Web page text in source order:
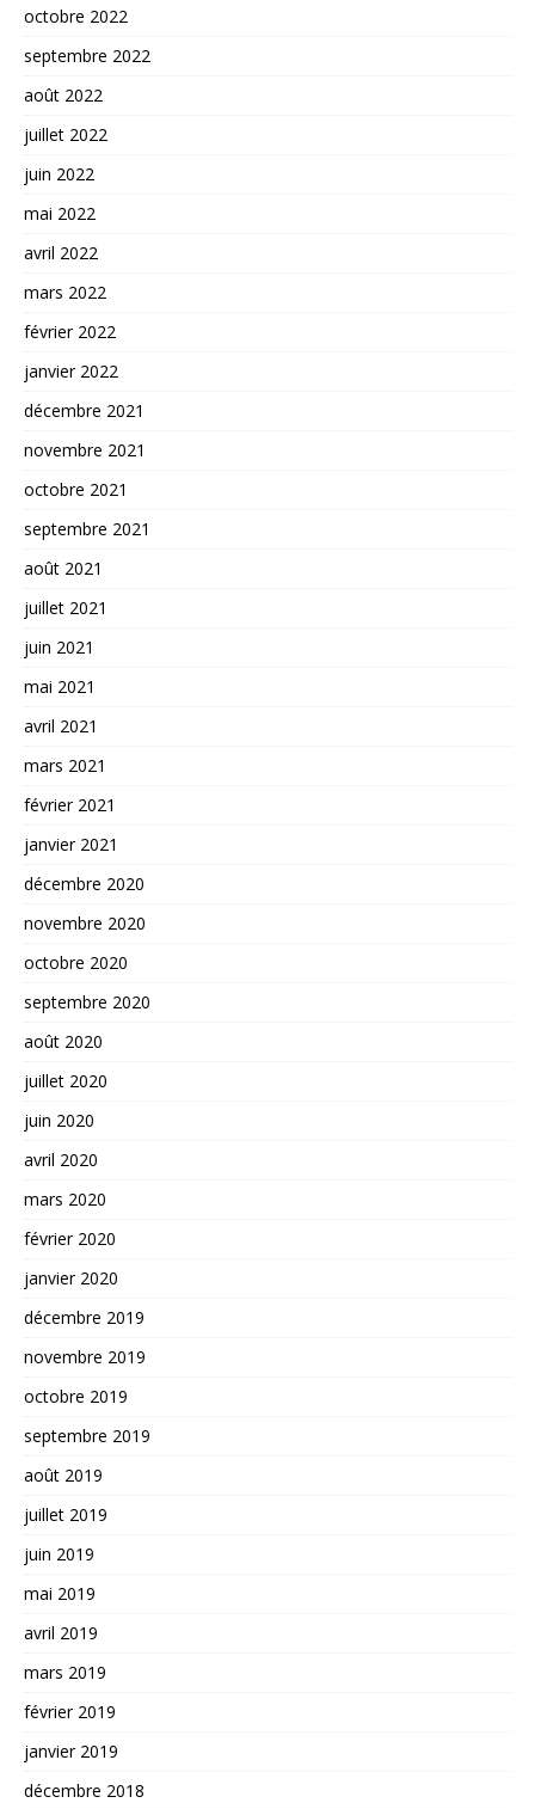
octobre 2022
septembre 2022
août 2022
juillet 2022
juin 2022
mai 2022
avril 2022
mars 2022
février 2022
janvier 2022
décembre 2021
novembre 2021
octobre 2021
septembre 2021
août 2021
juillet 2021
juin 2021
mai 2021
avril 2021
mars 2021
février 2021
janvier 2021
décembre 2020
novembre 2020
octobre 2020
septembre 2020
août 2020
juillet 2020
juin 2020
avril 2020
mars 2020
février 2020
janvier 2020
décembre 2019
novembre 2019
octobre 2019
septembre 2019
août 2019
juillet 2019
juin 2019
mai 2019
avril 2019
mars 2019
février 2019
janvier 2019
décembre 2018